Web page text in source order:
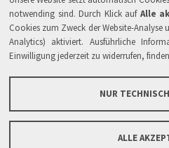
notwending sind. Durch Klick auf Alle
Cookies zum Zweck der Website-
Analytics) aktiviert. Ausführliche
Einwilligung jederzeit zu widerrufen,
NUR
ALLE
FAQGrundsätze & SicherheitÜber